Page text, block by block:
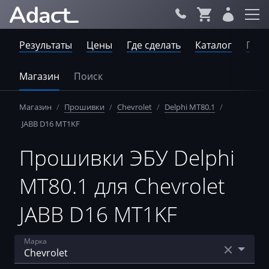
Результаты Цены Где сделать Каталог
Магазин Поиск
Магазин / Прошивки / Chevrolet / Delphi MT80.1 /
JABB D16 MT1KF
Прошивки ЭБУ Delphi
MT80.1 для Chevrolet
JABB D16 MT1KF
Марка